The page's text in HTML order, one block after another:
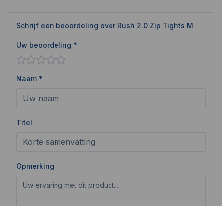
Schrijf een beoordeling over Rush 2.0 Zip Tights M
Uw beoordeling *
Naam *
Titel
Opmerking